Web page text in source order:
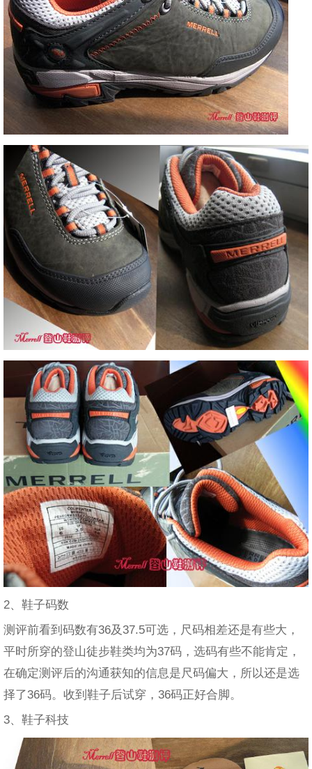
2、鞋子码数
测评前看到码数有36及37.5可选，尺码相差还是有些大，
平时所穿的登山徒步鞋类均为37码，选码有些不能肯定，
在确定测评后的沟通获知的信息是尺码偏大，所以还是选
择了36码。收到鞋子后试穿，36码正好合脚。
3、鞋子科技